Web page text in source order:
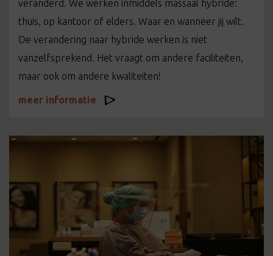
veranderd. We werken inmiddels massaal hybride:
thuis, op kantoor of elders. Waar en wanneer jij wilt.
De verandering naar hybride werken is niet
vanzelfsprekend. Het vraagt om andere faciliteiten,
maar ook om andere kwaliteiten!
meer informatie